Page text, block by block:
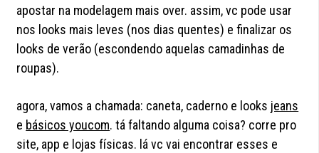
apostar na modelagem mais over. assim, vc pode usar
nos looks mais leves (nos dias quentes) e finalizar os
looks de verão (escondendo aquelas camadinhas de
roupas).
agora, vamos a chamada: caneta, caderno e looks jeans
e básicos youcom. tá faltando alguma coisa? corre pro
site, app e lojas físicas. lá vc vai encontrar esses e